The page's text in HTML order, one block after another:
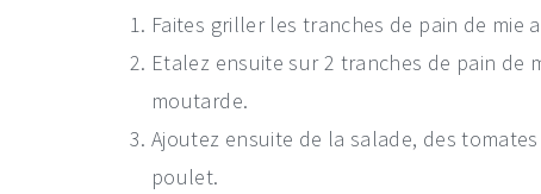
Faites griller les tranches de pain de mie
Etalez ensuite sur 2 tranches de pain de
moutarde.
Ajoutez ensuite de la salade, des
poulet.